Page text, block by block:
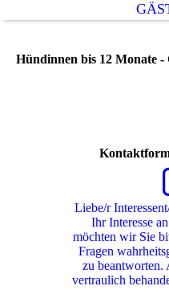
Hündinnen bis 12 Monate -
Liebe/r
Ihr Interesse
möchten wir Sie
Fragen
zu beantworten.
vertraulich